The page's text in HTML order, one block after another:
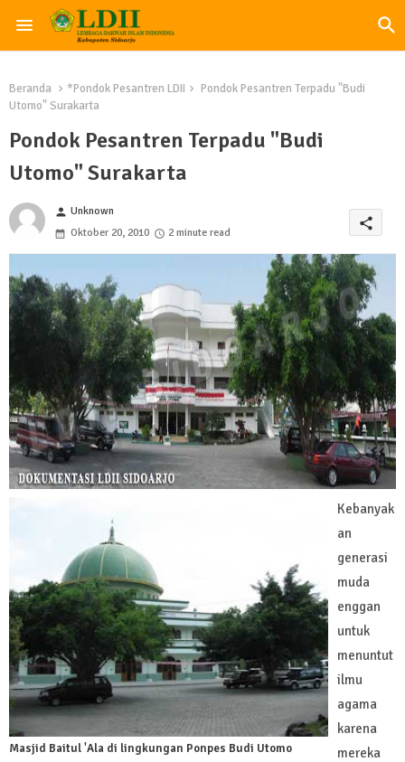
Beranda *Pondok Pesantren LDII
Pondok Pesantren Terpadu "Budi
Utomo" Surakarta
Pondok Pesantren Terpadu "Budi
Utomo" Surakarta
person Unknown
Oktober 20, 2010
2 minute read
share
Masjid Baitul 'Ala di lingkungan Ponpes Budi Utomo
Kebanyak
an
generasi
muda
enggan
untuk
menuntut
ilmu
agama
karena
mereka